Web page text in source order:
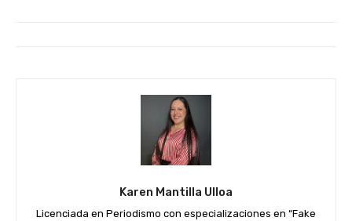
Karen Mantilla Ulloa
Licenciada en Periodismo con especializaciones en “Fake